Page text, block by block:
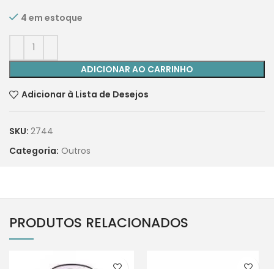
4 em estoque
ADICIONAR AO CARRINHO
Adicionar à Lista de Desejos
SKU: 2744
Categoria: Outros
PRODUTOS RELACIONADOS